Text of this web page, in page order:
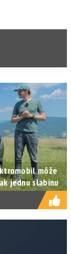
môže
jednu slabinu